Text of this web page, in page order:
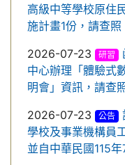
高級中等學校原住
施計畫1份，請查照
2026-07-23
研習
中心辦理「體驗式
明會」資訊，請查
2026-07-23
公告
學校及事業機構員
並自中華民國115